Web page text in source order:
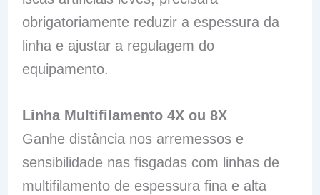
obrigatoriamente reduzir a espessura da
linha e ajustar a regulagem do
equipamento.
Linha Multifilamento 4X ou 8X
Ganhe distância nos arremessos e
sensibilidade nas fisgadas com linhas de
multifilamento de espessura fina e alta